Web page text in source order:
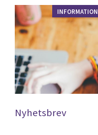
INFORMATION
Nyhetsbrev